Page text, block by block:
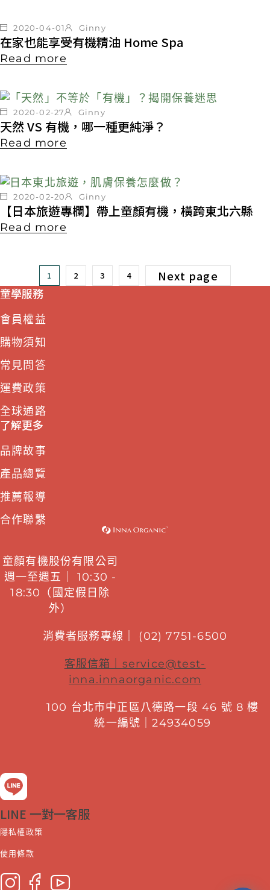
2020-04-01 Ginny
在家也能享受有機精油 Home Spa
Read more
2020-02-27 Ginny
天然 VS 有機，哪一種更純淨？
Read more
2020-02-20 Ginny
【日本旅遊專欄】帶上童顏有機，橫跨東北六縣
Read more
1 2 3 4
Next page
童學服務
會員權益
購物須知
常見問答
運費政策
全球通路
了解更多
品牌故事
產品總覽
推薦報導
合作聯繫
童顏有機股份有限公司
週一至週五｜ 10:30 -
18:30（國定假日除
外）
消費者服務專線｜ (02) 7751-6500
客服信箱｜ service@test-
inna.innaorganic.com
100 台北市中正區八德路一段 46 號 8 樓
統一編號｜24934059
LINE 一對一客服
隱私權政策
使用條款